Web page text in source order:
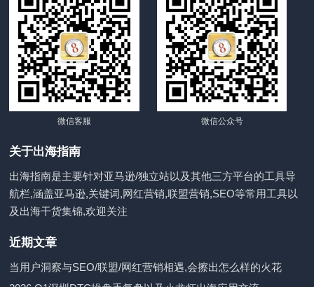
微信客服 微信公众号
关于出海指南
出海指南是主要针对亚马逊/独立站以及其他三方平台的工具导
航栏,涵盖亚马逊,关键词,网红营销,联盟营销,SEO等常用工具以
及出海干货集锦,欢迎关注
近期文章
当用户洞察与SEO/联盟/网红营销相遇,会擦出怎么样的火花